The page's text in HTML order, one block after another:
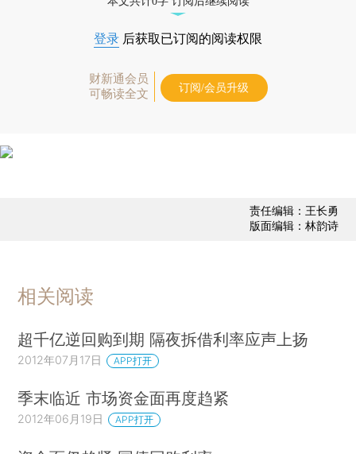
登录 后获取已订阅的阅读权限
财新通会员
可畅读全文
订阅/会员升级
责任编辑：王长勇
版面编辑：林韵诗
相关阅读
超千亿逆回购到期 隔夜拆借利率应声上扬
2012年07月17日 APP打开
季末临近 市场资金面再度趋紧
2012年06月19日 APP打开